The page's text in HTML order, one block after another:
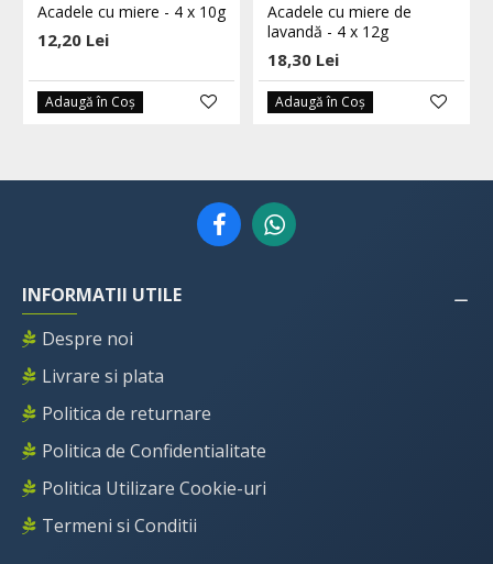
Acadele cu miere - 4 x 10g
12,20 Lei
Adaugă în Coş
Acadele cu miere de
lavandă - 4 x 12g
18,30 Lei
Adaugă în Coş
INFORMATII UTILE
Despre noi
Livrare si plata
Politica de returnare
Politica de Confidentialitate
Politica Utilizare Cookie-uri
Termeni si Conditii